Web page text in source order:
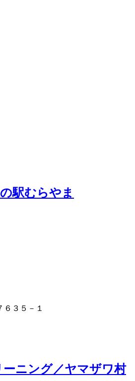
駅むらやま
３５－１
ニング／ヤマザワ村